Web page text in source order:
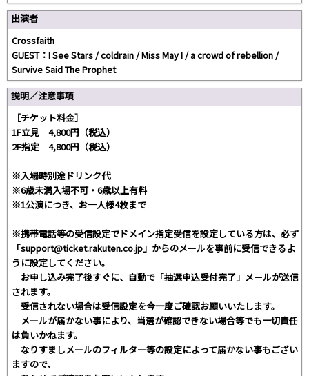
出演者
Crossfaith
GUEST：I See Stars / coldrain / Miss May I / a crowd of rebellion /
Survive Said The Prophet
説明／注意事項
［チケット料金］
1F立見 4,800円（税込）
2F指定 4,800円（税込）
※入場時別途ドリンク代
※6歳未満入場不可・6歳以上有料
※1公演につき、お一人様4枚まで
※携帯電話等の受信設定でドメイン指定受信を設定している方は、必ず
「support@ticket.rakuten.co.jp」からのメールを事前に受信できるよ
うに設定してください。
お申し込み完了後すぐに、自動で「抽選申込受付完了」メールが送信
されます。
受信されない場合は受信設定を今一度ご確認お願いいたします。
メールが届かない事により、当選が確認できない場合等でも一切責任
は負いかねます。
なりすましメールのフィルター等の設定によって届かない事もござい
ますので、